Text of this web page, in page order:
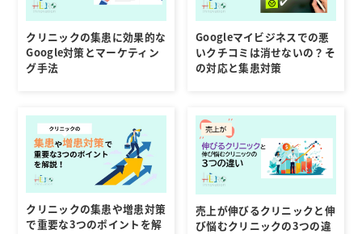
クリニックの集患に効果的な
Google対策とマーケティン
グ手法
Googleマイビジネスでの悪
いクチコミは消せないの？そ
の対応と集患対策
クリニックの集患や増患対策
で重要な3つのポイントを解
売上が伸びるクリニックと伸
び悩むクリニックの3つの違